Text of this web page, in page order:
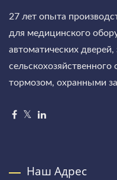
27 лет опыта
для медицинского
автоматических
тормозом, охранными
Наш Адрес